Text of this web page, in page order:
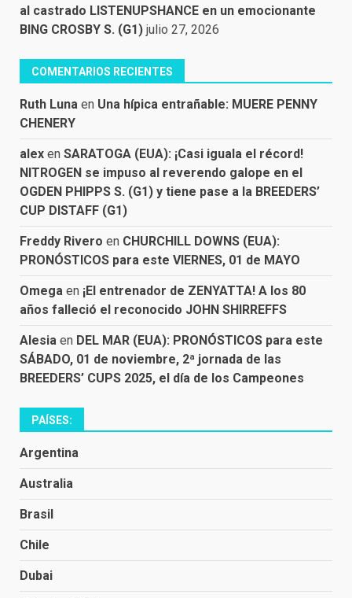
al castrado LISTENUPSHANCE en un emocionante
BING CROSBY S. (G1) julio 27, 2026
COMENTARIOS RECIENTES
Ruth Luna en Una hípica entrañable: MUERE PENNY
CHENERY
alex en SARATOGA (EUA): ¡Casi iguala el récord!
NITROGEN se impuso al reverendo galope en el
OGDEN PHIPPS S. (G1) y tiene pase a la BREEDERS’
CUP DISTAFF (G1)
Freddy Rivero en CHURCHILL DOWNS (EUA):
PRONÓSTICOS para este VIERNES, 01 de MAYO
Omega en ¡El entrenador de ZENYATTA! A los 80
años falleció el reconocido JOHN SHIRREFFS
Alesia en DEL MAR (EUA): PRONÓSTICOS para este
SÁBADO, 01 de noviembre, 2ª jornada de las
BREEDERS’ CUPS 2025, el día de los Campeones
PAÍSES:
Argentina
Australia
Brasil
Chile
Dubai